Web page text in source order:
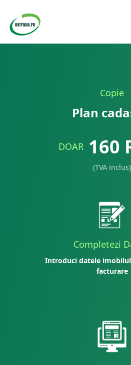
Copie
Plan
DOAR 160
(TVA inclus)
Completezi
Introduci datele
facturare